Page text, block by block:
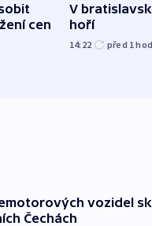
cen
V
hoří
14:22 před 1
vozidel
Čechách